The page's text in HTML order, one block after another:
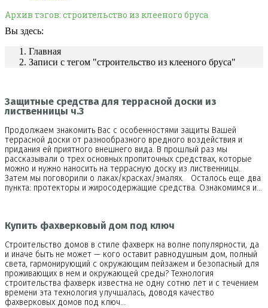
Архив тэгов: строительство из клееного бруса
Вы здесь:
Главная
Записи с тегом "строительство из клееного бруса"
Защитные средства для террасной доски из
лиственницы ч.3
Продолжаем знакомить Вас с особенностями защиты Вашей
террасной доски от разнообразного вредного воздействия и
придания ей приятного внешнего вида. В прошлый раз мы
рассказывали о трех основных пропиточных средствах, которые
можно и нужно наносить на террасную доску из лиственницы.
Затем мы поговорили о лаках/красках/эмалях. Осталось еще два
пункта: протекторы и жиросодержащие средства. Ознакомимся и…
Купить фахверковый дом под ключ
Строительство домов в стиле фахверк на волне популярности, да
и иначе быть не может — кого оставит равнодушным дом, полный
света, гармонирующий с окружающим пейзажем и безопасный для
проживающих в нем и окружающей среды? Технология
строительства фахверк известна не одну сотню лет и с течением
времени эта технология улучшалась, доводя качество
фахверковых домов под ключ…